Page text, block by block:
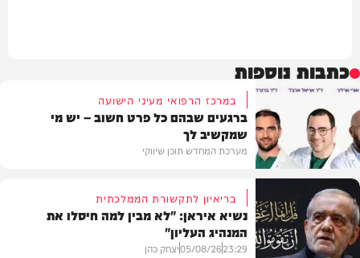
כתבות נוספות
תוכן שיווקי
במרכז הרפואי מעיני הישועה
ברגעים שבהם כל פרט חשוב – יש מי
שמקשיב לך
מערכת המחדש תוכן שיווקי
בריאיון לתקשורת הממלכתית
נשיא איראן: "לא מבין למה חיסלו את
המנהיג העליון"
23:29
05/08/26יצחק כהן